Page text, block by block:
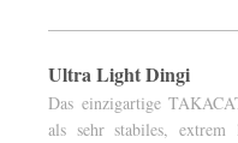
Ultra Light Dingi
Das einzigartige
als sehr stabiles,